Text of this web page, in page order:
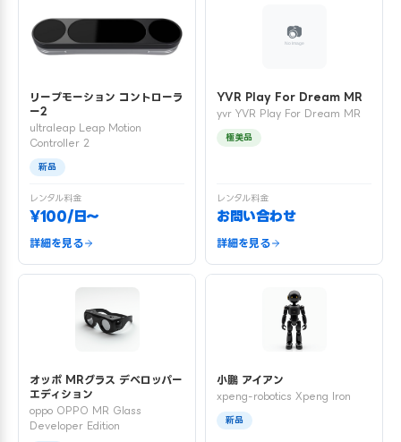
リープモーション コントローラ
ー2
ultraleap Leap Motion
Controller 2
新品
レンタル料金
¥100/日〜
詳細を見る
YVR Play For Dream MR
yvr YVR Play For Dream MR
極美品
レンタル料金
お問い合わせ
詳細を見る
オッポ MRグラス デベロッパー
エディション
oppo OPPO MR Glass
Developer Edition
小鵬 アイアン
xpeng-robotics Xpeng Iron
新品